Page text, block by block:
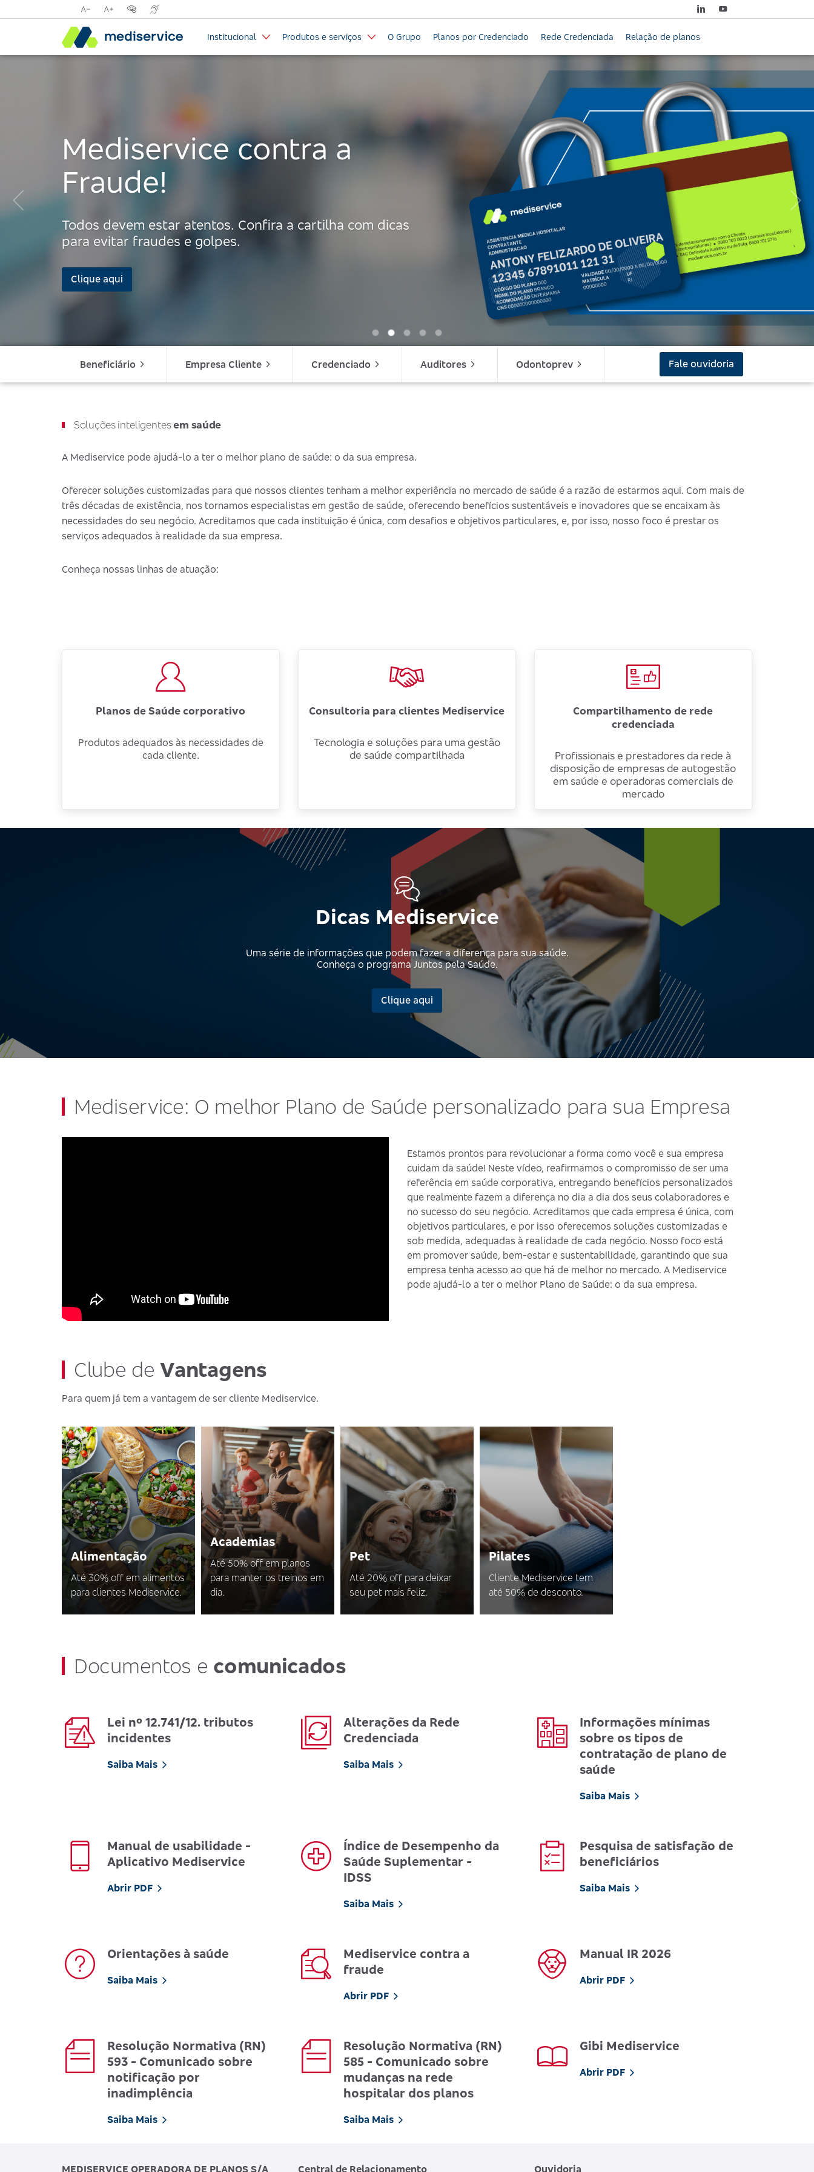
Reduzir
tamanho
da
fonte
Aumentar
da
Opções
contraste
Tradutor
libras
Institucional Produtos e serviços O Grupo Planos por Credenciado Rede Credenciada Relação de planos
Mediservice contra a
Fraude!
Todos devem estar atentos. Confira a cartilha com dicas
para evitar fraudes e golpes.
Clique aqui
Próximo:
Anterior:
Beneficiário Empresa Cliente Credenciado Auditores Odontoprev Fale ouvidoria
Soluções inteligentesem saúde
A Mediservice pode ajudá-lo a ter o melhor plano de saúde: o da sua empresa.
Oferecer soluções customizadas para que nossos clientes tenham a melhor experiência no mercado de saúde é a razão de estarmos aqui. Com mais de
três décadas de existência, nos tornamos especialistas em gestão de saúde, oferecendo benefícios sustentáveis e inovadores que se encaixam às
necessidades do seu negócio. Acreditamos que cada instituição é única, com desafios e objetivos particulares, e, por isso, nosso foco é prestar os
serviços adequados à realidade da sua empresa.
Conheça nossas linhas de atuação:
Planos de Saúde corporativo
Produtos adequados às necessidades de
cada cliente.
Consultoria para clientes Mediservice
Tecnologia e soluções para uma gestão
de saúde compartilhada
Compartilhamento de rede
credenciada
Profissionais e prestadores da rede à
disposição de empresas de autogestão
em saúde e operadoras comerciais de
mercado
Dicas Mediservice
Uma série de informações que podem fazer a diferença para sua saúde.
Conheça o programa Juntos pela Saúde.
Clique aqui
Mediservice: O melhor Plano de Saúde personalizado para sua Empresa
Estamos prontos para revolucionar a forma como você e sua empresa
cuidam da saúde! Neste vídeo, reafirmamos o compromisso de ser uma
referência em saúde corporativa, entregando benefícios personalizados
que realmente fazem a diferença no dia a dia dos seus colaboradores e
no sucesso do seu negócio. Acreditamos que cada empresa é única, com
objetivos particulares, e por isso oferecemos soluções customizadas e
sob medida, adequadas à realidade de cada negócio. Nosso foco está
em promover saúde, bem-estar e sustentabilidade, garantindo que sua
empresa tenha acesso ao que há de melhor no mercado. A Mediservice
pode ajudá-lo a ter o melhor Plano de Saúde: o da sua empresa.
Clube deVantagens
Para quem já tem a vantagem de ser cliente Mediservice.
Alimentação
Até 30% off em alimentos
para clientes Mediservice.
Academias
Até 50% off em planos
para manter os treinos em
dia.
Pet
Até 20% off para deixar
seu pet mais feliz.
Pilates
Cliente Mediservice tem
até 50% de desconto.
Documentos e comunicados
Lei nº 12.741/12. tributos
incidentes
Saiba Mais
Alterações da Rede
Credenciada
Saiba Mais
Informações mínimas
sobre os tipos de
contratação de plano de
saúde
Saiba Mais
Manual de usabilidade -
Aplicativo Mediservice
Abrir PDF
Índice de Desempenho da
Saúde Suplementar -
IDSS
Saiba Mais
Pesquisa de satisfação de
beneficiários
Saiba Mais
Orientações à saúde
Saiba Mais
Mediservice contra a
fraude
Abrir PDF
Manual IR 2026
Abrir PDF
Resolução Normativa (RN)
593 - Comunicado sobre
notificação por
inadimplência
Saiba Mais
Resolução Normativa (RN)
585 - Comunicado sobre
mudanças na rede
hospitalar dos planos
Saiba Mais
Gibi Mediservice
Abrir PDF
MEDISERVICE OPERADORA DE PLANOS S/A Central de Relacionamento Ouvidoria